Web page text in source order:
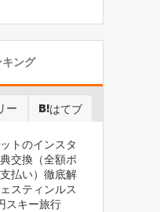
キング
ー はてブ
トのインスタ
交換（全額ポ
払い）徹底解
スティンルス
スキー旅行